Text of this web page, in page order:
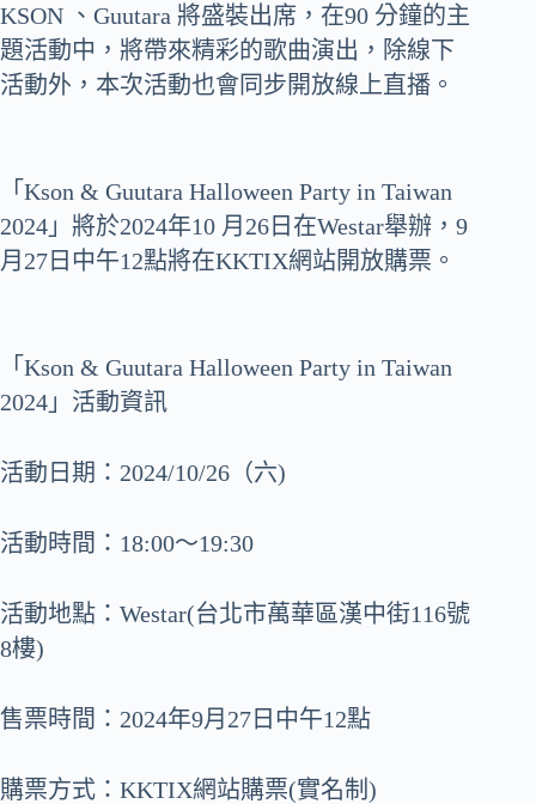
KSON 、Guutara 將盛裝出席，在90 分鐘的主
題活動中，將帶來精彩的歌曲演出，除線下
活動外，本次活動也會同步開放線上直播。
「Kson & Guutara Halloween Party in Taiwan
2024」將於2024年10 月26日在Westar舉辦，9
月27日中午12點將在KKTIX網站開放購票。
「Kson & Guutara Halloween Party in Taiwan
2024」活動資訊
活動日期：2024/10/26（六)
活動時間：18:00～19:30
活動地點：Westar(台北市萬華區漢中街116號
8樓)
售票時間：2024年9月27日中午12點
購票方式：KKTIX網站購票(實名制)